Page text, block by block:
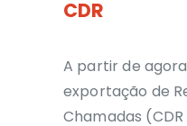
CDR
A partir de
exportação de
Chamadas (CDR